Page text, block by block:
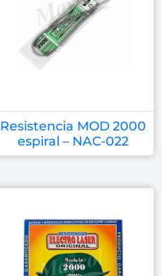
Resistencia MOD 2000
espiral – NAC-022